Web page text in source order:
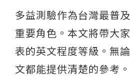
多益測驗作為台灣最普
重要角色。本文將帶大
表的英文程度等級。無
文都能提供清楚的參考。